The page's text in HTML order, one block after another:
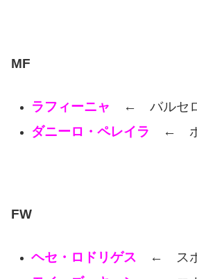
MF
ラフィーニャ
← バルセ
ダニーロ・ペレイラ
← ポ
FW
ヘセ・ロドリゲス
← スポ